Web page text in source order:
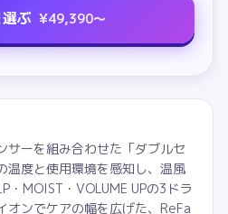
ぶ ¥49,390〜
サーを組み合わせた「ダブルセ
温度と使用環境を感知し、温風
・MOIST・VOLUME UPの3ドラ
オンでケアの幅を広げた、ReFa